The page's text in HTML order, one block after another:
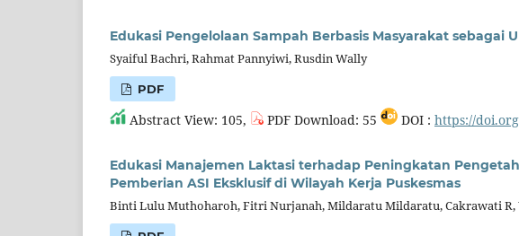
Edukasi Pengelolaan Sampah Berbasis Masyarakat sebagai
Syaiful Bachri, Rahmat Pannyiwi, Rusdin Wally
PDF
Abstract View: 105, PDF Download: 55 DOI : https://
Edukasi Manajemen Laktasi terhadap Peningkatan
Pemberian ASI Eksklusif di Wilayah Kerja Puskesmas
Binti Lulu Muthoharoh, Fitri Nurjanah, Mildaratu Mildaratu, Cakrawati R,